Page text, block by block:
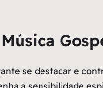
se destacar e